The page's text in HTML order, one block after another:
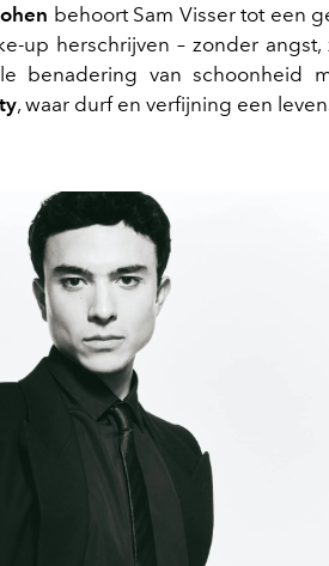
behoort Sam Visser tot een
up herschrijven – zonder
benadering van schoonheid
, waar durf en verfijning een